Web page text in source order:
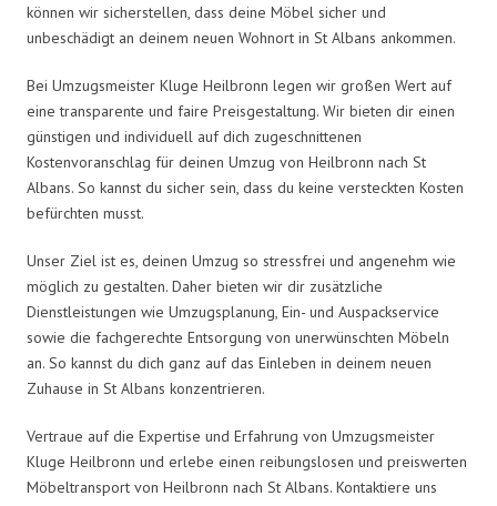
können wir sicherstellen, dass deine Möbel sicher und
unbeschädigt an deinem neuen Wohnort in St Albans ankommen.
Bei Umzugsmeister Kluge Heilbronn legen wir großen Wert auf
eine transparente und faire Preisgestaltung. Wir bieten dir einen
günstigen und individuell auf dich zugeschnittenen
Kostenvoranschlag für deinen Umzug von Heilbronn nach St
Albans. So kannst du sicher sein, dass du keine versteckten Kosten
befürchten musst.
Unser Ziel ist es, deinen Umzug so stressfrei und angenehm wie
möglich zu gestalten. Daher bieten wir dir zusätzliche
Dienstleistungen wie Umzugsplanung, Ein- und Auspackservice
sowie die fachgerechte Entsorgung von unerwünschten Möbeln
an. So kannst du dich ganz auf das Einleben in deinem neuen
Zuhause in St Albans konzentrieren.
Vertraue auf die Expertise und Erfahrung von Umzugsmeister
Kluge Heilbronn und erlebe einen reibungslosen und preiswerten
Möbeltransport von Heilbronn nach St Albans. Kontaktiere uns